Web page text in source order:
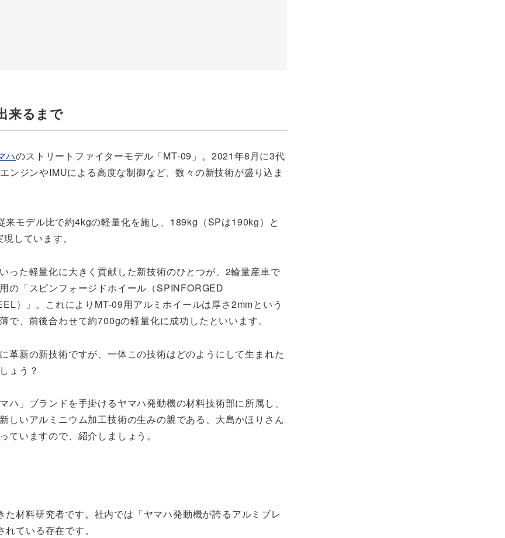
来るまで
ハのストリートファイターモデル「MT-09」。2021年8月に3代
ジンやIMUによる高度な制御など、数々の新技術が盛り込ま
モデル比で約4kgの軽量化を施し、189kg（SPは190kg）と
しています。
った軽量化に大きく貢献した新技術のひとつが、2輪量産車で
の「スピンフォージドホイール（SPINFORGED
）」。これによりMT-09用アルミホイールは厚さ2mmという
で、前後合わせて約700gの軽量化に成功したといいます。
革新の新技術ですが、一体この技術はどのようにして生まれた
ょう？
マハ」ブランドを手掛けるヤマハ発動機の材料技術部に所属し、
しいアルミニウム加工技術の生みの親である、大島かほりさん
ていますので、紹介しましょう。
材料研究者です。社内では「ヤマハ発動機が誇るアルミブレ
ている存在です。